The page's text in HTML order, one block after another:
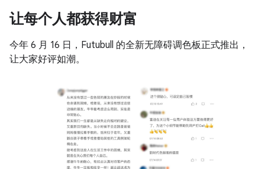
让每个人都获得财富
今年 6 月 16 日，Futubull 的全新无障碍调色板正式推出，
让大家好评如潮。